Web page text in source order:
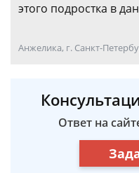
этого подростка в
Анжелика, г. Санкт-
Ответ на